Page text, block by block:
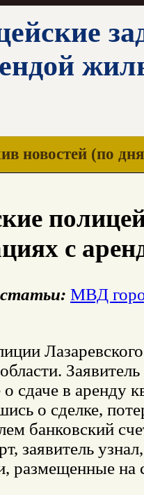
новостей (по
с
МВД
о сдаче в аренду
о сделке,
банковский
заявитель
размещенные на